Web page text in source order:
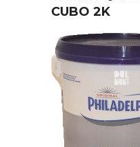
CUBO 2K